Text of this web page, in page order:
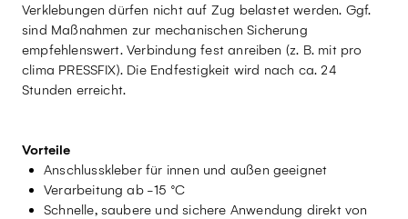
Verklebungen dürfen nicht auf Zug belastet werden. Ggf.
sind Maßnahmen zur mechanischen Sicherung
empfehlenswert. Verbindung fest anreiben (z. B. mit pro
clima PRESSFIX). Die Endfestigkeit wird nach ca. 24
Stunden erreicht.
Vorteile
Anschlusskleber für innen und außen geeignet
Verarbeitung ab -15 °C
Schnelle, saubere und sichere Anwendung direkt von